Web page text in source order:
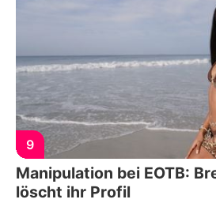
9
Manipulation bei EOTB:
löscht ihr Profil